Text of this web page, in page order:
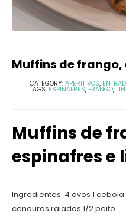
Muffins de
CATEGORY: APERITIVOS,
TAGS: ESPINAFRES, FRANGO,
Muffins de
espinafres e
Ingredientes: 4 ovos 1
cenouras raladas 1/2 peito...